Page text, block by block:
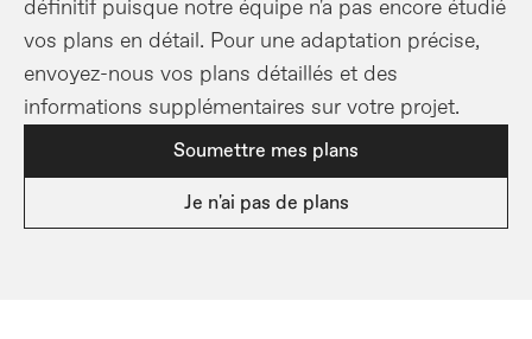
définitif puisque notre équipe n'a pas encore étudié
vos plans en détail. Pour une adaptation précise,
envoyez-nous vos plans détaillés et des
informations supplémentaires sur votre projet.
Je n'ai pas de plans
Soumettre mes plans